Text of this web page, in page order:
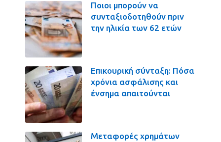
Ποιοι μπορούν να
συνταξιοδοτηθούν πριν
την ηλικία των 62 ετών
Επικουρική σύνταξη: Πόσα
χρόνια ασφάλισης και
ένσημα απαιτούνται
Μεταφορές χρημάτων